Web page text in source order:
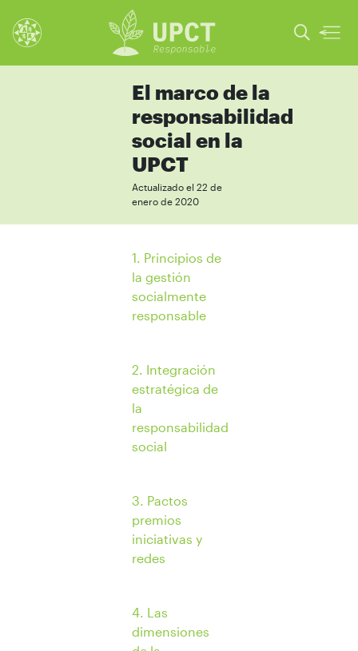
El marco de la
responsabilidad
social en la
UPCT
Actualizado el 22 de
enero de 2020
1. Principios de
la gestión
socialmente
responsable
2. Integración
estratégica de
la
responsabilidad
social
3. Pactos
premios
iniciativas y
redes
4. Las
dimensiones